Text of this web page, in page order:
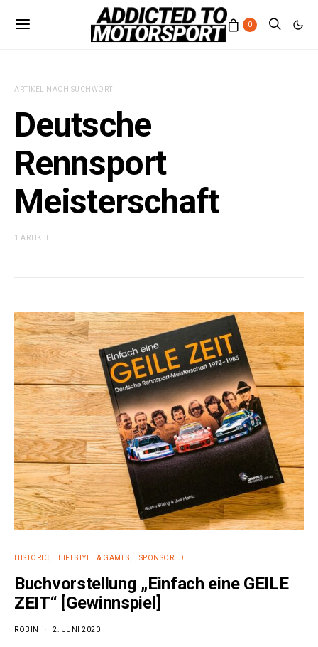
0
ARTIKEL NACH SUCHWORT
Deutsche
Rennsport
Meisterschaft
1 ARTIKEL
HISTORIC LIFESTYLE & GAMES SPONSORED
Buchvorstellung „Einfach eine GEILE
ZEIT“ [Gewinnspiel]
ROBIN 2. JUNI 2020